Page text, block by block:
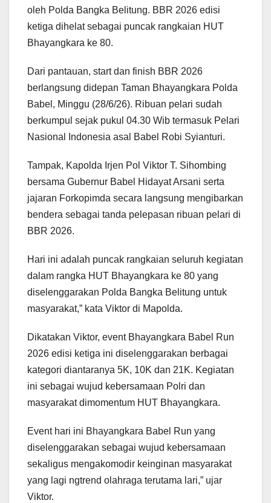
oleh Polda Bangka Belitung. BBR 2026 edisi
ketiga dihelat sebagai puncak rangkaian HUT
Bhayangkara ke 80.
Dari pantauan, start dan finish BBR 2026
berlangsung didepan Taman Bhayangkara Polda
Babel, Minggu (28/6/26). Ribuan pelari sudah
berkumpul sejak pukul 04.30 Wib termasuk Pelari
Nasional Indonesia asal Babel Robi Syianturi.
Tampak, Kapolda Irjen Pol Viktor T. Sihombing
bersama Gubernur Babel Hidayat Arsani serta
jajaran Forkopimda secara langsung mengibarkan
bendera sebagai tanda pelepasan ribuan pelari di
BBR 2026.
Hari ini adalah puncak rangkaian seluruh kegiatan
dalam rangka HUT Bhayangkara ke 80 yang
diselenggarakan Polda Bangka Belitung untuk
masyarakat,” kata Viktor di Mapolda.
Dikatakan Viktor, event Bhayangkara Babel Run
2026 edisi ketiga ini diselenggarakan berbagai
kategori diantaranya 5K, 10K dan 21K. Kegiatan
ini sebagai wujud kebersamaan Polri dan
masyarakat dimomentum HUT Bhayangkara.
Event hari ini Bhayangkara Babel Run yang
diselenggarakan sebagai wujud kebersamaan
sekaligus mengakomodir keinginan masyarakat
yang lagi ngtrend olahraga terutama lari,” ujar
Viktor.